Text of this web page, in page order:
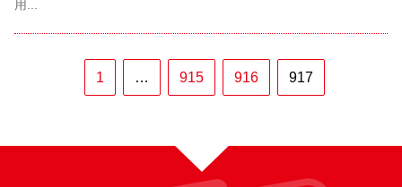
用...
1 … 915 916 917